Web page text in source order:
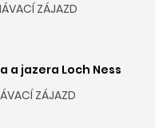
ZÁJAZD
a jazera Loch Ness
ZÁJAZD